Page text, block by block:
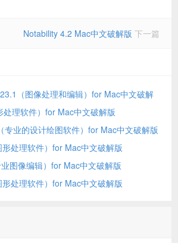
Notability 4.2 Mac中文破解版 下一篇
（图像处理和编辑）for Mac中文破解
理软件）for Mac中文破解版
业的设计绘图软件）for Mac中文破解版
处理软件）for Mac中文破解版
图像编辑）for Mac中文破解版
处理软件）for Mac中文破解版